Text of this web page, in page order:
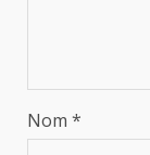
Nom *